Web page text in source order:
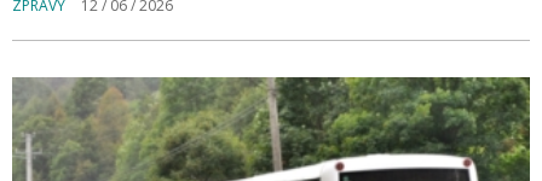
ZPRÁVY 12 / 06 / 2026